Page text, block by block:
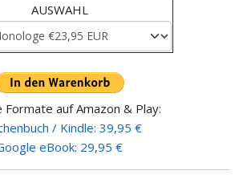
AUSWAHL
auf Amazon & Play:
/ Kindle: 39,95 €
eBook: 29,95 €